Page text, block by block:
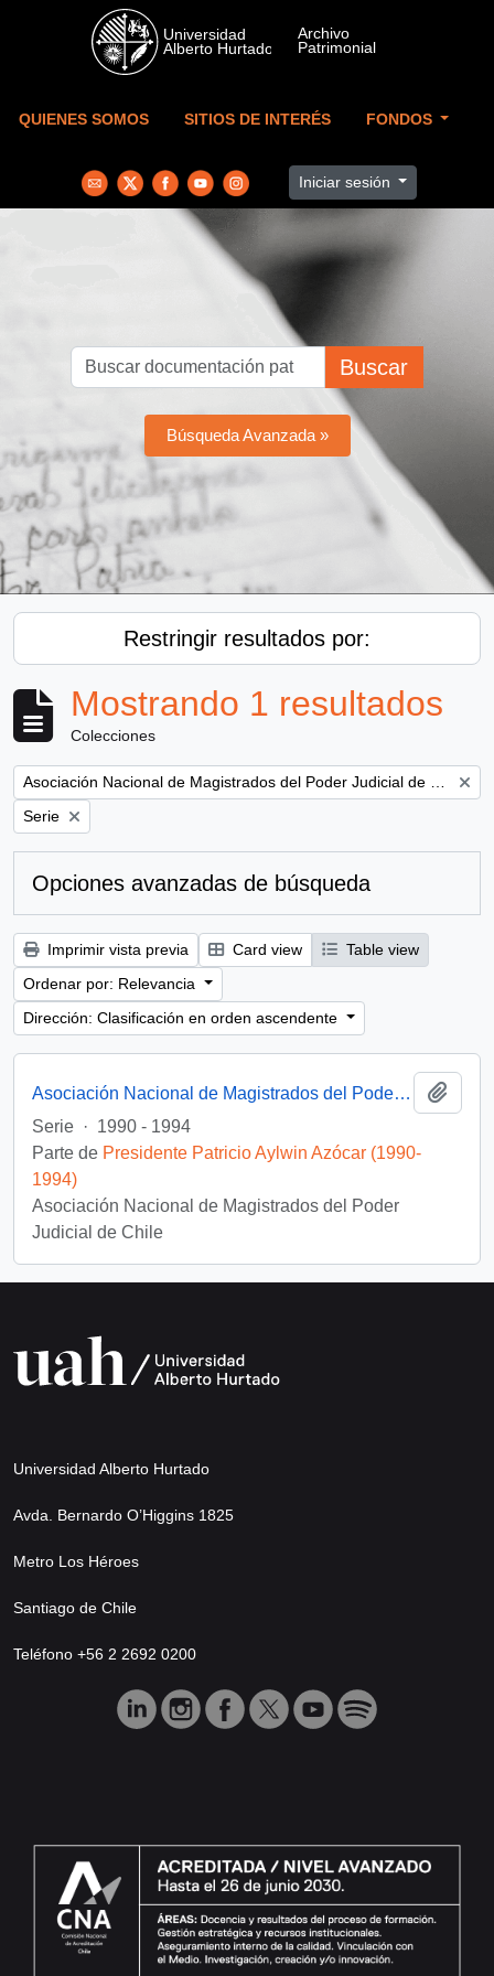
Skip to main content
QUIENES SOMOS SITIOS DE INTERÉS FONDOS
Iniciar sesión
Buscar
Búsqueda Avanzada »
Restringir resultados por:
Mostrando 1 resultados
Colecciones
Remove filter:
Remove filter:
Serie
Opciones avanzadas de búsqueda
Imprimir vista previa Card view
Table view
Ordenar por: Relevancia
Dirección: Clasificación en orden ascendente
Asociación Nacional de Magistrados del Poder Judicial
Serie · 1990 - 1994
Parte de Presidente Patricio Aylwin Azócar (1990-
1994)
Asociación Nacional de Magistrados del Poder
Judicial de Chile
Universidad Alberto Hurtado
Avda. Bernardo O’Higgins 1825
Metro Los Héroes
Santiago de Chile
Teléfono +56 2 2692 0200